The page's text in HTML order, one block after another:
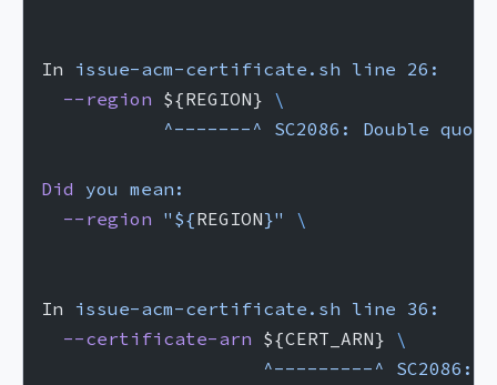
In issue-acm-certificate.sh line 26:
  --region
${REGION} \
           ^-------^
SC2086: Double quote
Did you mean:
  --region
"${REGION}" \
In issue-acm-certificate.sh line 36:
  --certificate-arn
${CERT_ARN} \
                    ^---------^
SC2086: